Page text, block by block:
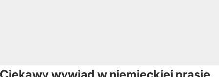
Ciekawy wywiad w niemieckiej prasie.